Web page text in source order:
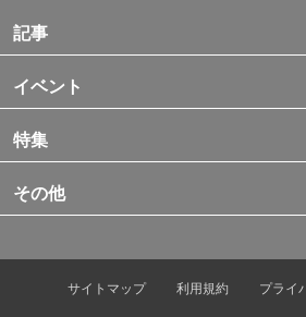
記事
イベント
特集
その他
サイトマップ 利用規約
プライ